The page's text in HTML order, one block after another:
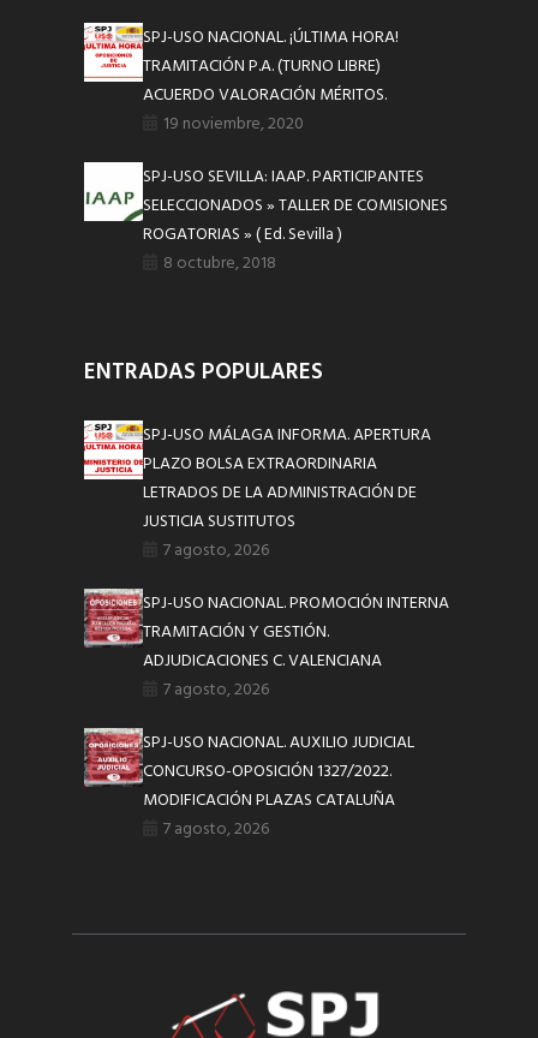
SPJ-USO NACIONAL. ¡ÚLTIMA HORA!
TRAMITACIÓN P.A. (TURNO LIBRE)
ACUERDO VALORACIÓN MÉRITOS.
19 noviembre, 2020
SPJ-USO SEVILLA: IAAP. PARTICIPANTES
SELECCIONADOS » TALLER DE COMISIONES
ROGATORIAS » ( Ed. Sevilla )
8 octubre, 2018
ENTRADAS POPULARES
SPJ-USO MÁLAGA INFORMA. APERTURA
PLAZO BOLSA EXTRAORDINARIA
LETRADOS DE LA ADMINISTRACIÓN DE
JUSTICIA SUSTITUTOS
7 agosto, 2026
SPJ-USO NACIONAL. PROMOCIÓN INTERNA
TRAMITACIÓN Y GESTIÓN.
ADJUDICACIONES C. VALENCIANA
7 agosto, 2026
SPJ-USO NACIONAL. AUXILIO JUDICIAL
CONCURSO-OPOSICIÓN 1327/2022.
MODIFICACIÓN PLAZAS CATALUÑA
7 agosto, 2026